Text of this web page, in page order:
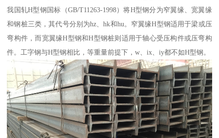
我国轧H型钢国标（GB/T11263-1998）将H型钢分为窄翼缘、宽翼缘
和钢桩三类，其代号分别为hz、hk和hu。窄翼缘H型钢适用于梁或压
弯构件，而宽翼缘H型钢和H型钢桩则适用于轴心受压构件或压弯构
件。工字钢与H型钢相比，等重量前提下，w、ix、iy都不如H型钢。